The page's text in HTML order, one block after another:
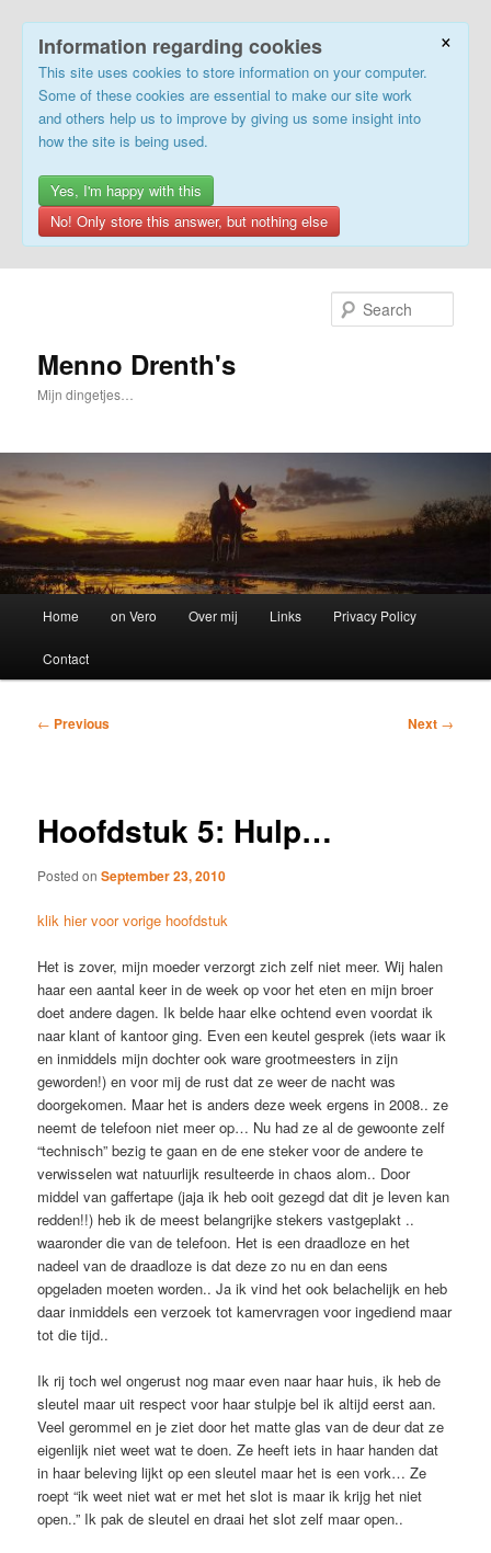
×
Information regarding cookies
This site uses cookies to store information on your computer.
Some of these cookies are essential to make our site work
and others help us to improve by giving us some insight into
how the site is being used.
Yes, I'm happy with this
No! Only store this answer, but nothing else
Menno Drenth's
Mijn dingetjes…
Home on Vero Over mij Links Privacy Policy
Contact
Post
← Previous Next →
Hoofdstuk 5: Hulp…
Posted onSeptember 23, 2010
klik hier voor vorige hoofdstuk
Het is zover, mijn moeder verzorgt zich zelf niet meer. Wij halen
haar een aantal keer in de week op voor het eten en mijn broer
doet andere dagen. Ik belde haar elke ochtend even voordat ik
naar klant of kantoor ging. Even een keutel gesprek (iets waar ik
en inmiddels mijn dochter ook ware grootmeesters in zijn
geworden!) en voor mij de rust dat ze weer de nacht was
doorgekomen. Maar het is anders deze week ergens in 2008.. ze
neemt de telefoon niet meer op… Nu had ze al de gewoonte zelf
“technisch” bezig te gaan en de ene steker voor de andere te
verwisselen wat natuurlijk resulteerde in chaos alom.. Door
middel van gaffertape (jaja ik heb ooit gezegd dat dit je leven kan
redden!!) heb ik de meest belangrijke stekers vastgeplakt ..
waaronder die van de telefoon. Het is een draadloze en het
nadeel van de draadloze is dat deze zo nu en dan eens
opgeladen moeten worden.. Ja ik vind het ook belachelijk en heb
daar inmiddels een verzoek tot kamervragen voor ingediend maar
tot die tijd..
Ik rij toch wel ongerust nog maar even naar haar huis, ik heb de
sleutel maar uit respect voor haar stulpje bel ik altijd eerst aan.
Veel gerommel en je ziet door het matte glas van de deur dat ze
eigenlijk niet weet wat te doen. Ze heeft iets in haar handen dat
in haar beleving lijkt op een sleutel maar het is een vork… Ze
roept “ik weet niet wat er met het slot is maar ik krijg het niet
open..” Ik pak de sleutel en draai het slot zelf maar open..